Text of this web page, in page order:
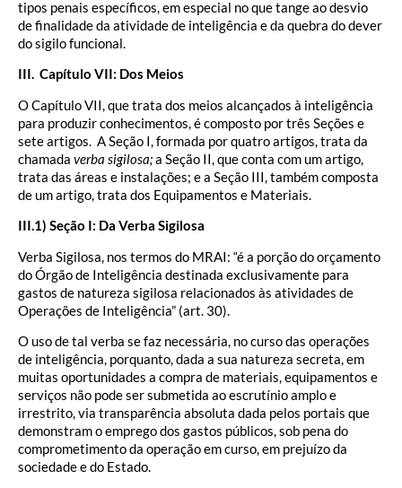
tipos penais específicos, em especial no que tange ao desvio
de finalidade da atividade de inteligência e da quebra do dever
do sigilo funcional.
III. Capítulo VII: Dos Meios
O Capítulo VII, que trata dos meios alcançados à inteligência
para produzir conhecimentos, é composto por três Seções e
sete artigos. A Seção I, formada por quatro artigos, trata da
chamada verba sigilosa;a Seção II, que conta com um artigo,
trata das áreas e instalações; e a Seção III, também composta
de um artigo, trata dos Equipamentos e Materiais.
III.1) Seção I: Da Verba Sigilosa
Verba Sigilosa, nos termos do MRAI: “é a porção do orçamento
do Órgão de Inteligência destinada exclusivamente para
gastos de natureza sigilosa relacionados às atividades de
Operações de Inteligência” (art. 30).
O uso de tal verba se faz necessária, no curso das operações
de inteligência, porquanto, dada a sua natureza secreta, em
muitas oportunidades a compra de materiais, equipamentos e
serviços não pode ser submetida ao escrutínio amplo e
irrestrito, via transparência absoluta dada pelos portais que
demonstram o emprego dos gastos públicos, sob pena do
comprometimento da operação em curso, em prejuízo da
sociedade e do Estado.